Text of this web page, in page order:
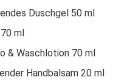
Duschgel 50 ml
ml
& Waschlotion 70 ml
Handbalsam 20 ml